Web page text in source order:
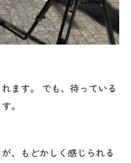
ます。 でも、待っている
。
、もどかしく感じられる